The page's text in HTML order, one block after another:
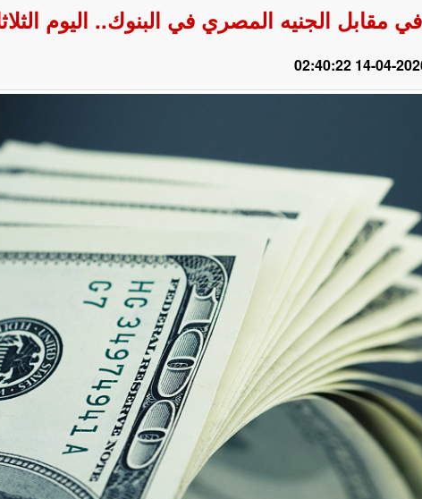
الجنيه المصري في البنوك.. اليوم الثلاثاء 14 أبريل
2026-04-14